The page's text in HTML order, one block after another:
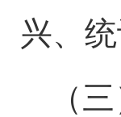
兴、
（